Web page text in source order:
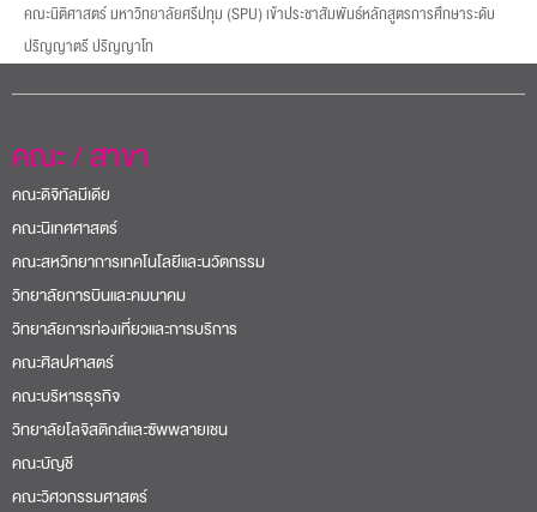
คณะนิติศาสตร์ มหาวิทยาลัยศรีปทุม (SPU) เข้าประชาสัมพันธ์หลักสูตรการศึกษาระดับ
ปริญญาตรี ปริญญาโท
คณะ / สาขา
คณะดิจิทัลมีเดีย
คณะนิเทศศาสตร์
คณะสหวิทยาการเทคโนโลยีและนวัตกรรม
วิทยาลัยการบินและคมนาคม
วิทยาลัยการท่องเที่ยวและการบริการ
คณะศิลปศาสตร์
คณะบริหารธุรกิจ
วิทยาลัยโลจิสติกส์และซัพพลายเชน
คณะบัญชี
คณะวิศวกรรมศาสตร์